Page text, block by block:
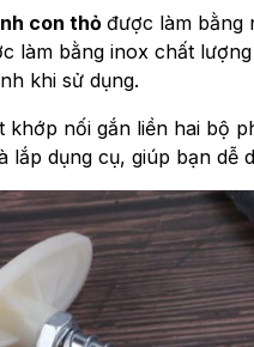
con thỏ được làm bằng
làm bằng inox chất
khi sử dụng.
nối gắn liền hai bộ
lắp dụng cụ, giúp bạn dễ